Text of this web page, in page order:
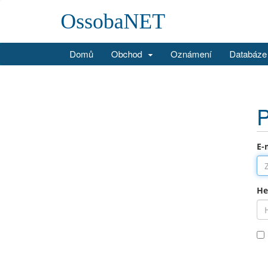
OssobaNET
Domů Obchod Oznámení